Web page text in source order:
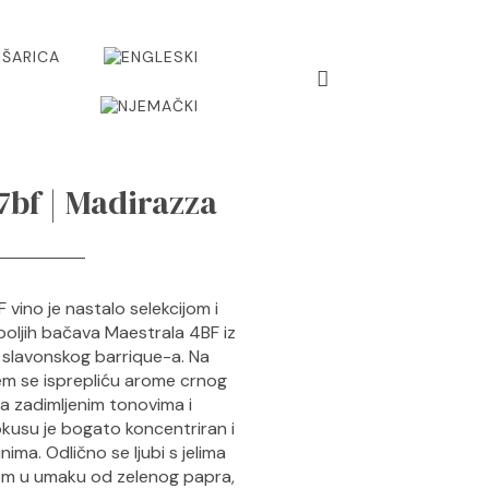
| Madirazza
vino je nastalo selekcijom i
bačava Maestrala 4BF iz
barrique-a. Na
se isprepliću arome crnog
zadimljenim tonovima i
je bogato koncentriran i
Odlično se ljubi s jelima
u umaku od zelenog papra,